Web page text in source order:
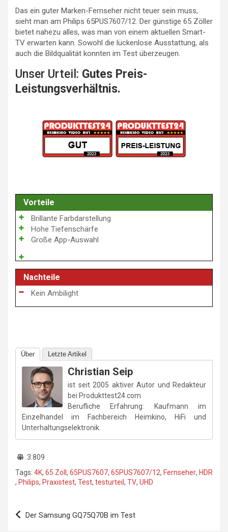
Das ein guter Marken-Fernseher nicht teuer sein muss,
sieht man am Philips 65PUS7607/12. Der günstige 65 Zöller
bietet nahezu alles, was man von einem aktuellen Smart-
TV erwarten kann. Sowohl die lückenlose Ausstattung, als
auch die Bildqualität konnten im Test überzeugen.
Unser Urteil: Gutes Preis-
Leistungsverhältnis.
Vorteile
Brillante Farbdarstellung
Hohe Tiefenschärfe
Große App-Auswahl
Nachteile
Kein Ambilight
Über Letzte Artikel
Christian Seip
ist seit 2005 aktiver Autor und Redakteur
bei Produkttest24.com
Berufliche Erfahrung: Kaufmann im
Einzelhandel im Fachbereich Heimkino, HiFi und
Unterhaltungselektronik.
3.809
Tags: 4K, 65 Zoll , 65PUS7607, 65PUS7607/12, Fernseher, HDR
, Philips, Praxistest, Test, testurteil , TV, UHD
Beitragsnavigation
Der Samsung GQ75Q70B im Test